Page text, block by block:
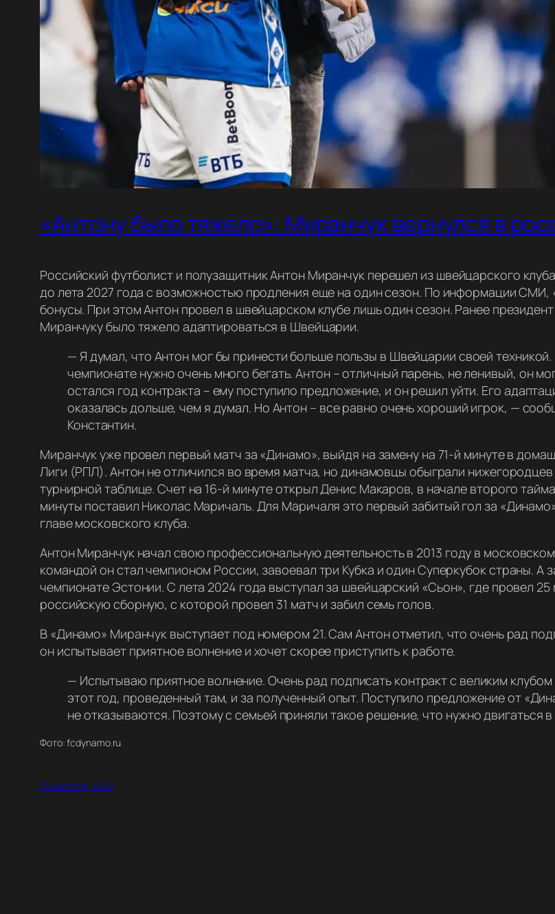
«Антону было тяжело»: Миранчук вернулся в
Российский футболист и полузащитник Антон Миранчук перешел из швейцарского
до лета 2027 года с возможностью продления еще на один сезон. По информации СМИ,
бонусы. При этом Антон провел в швейцарском клубе лишь один сезон. Ранее
Миранчуку было тяжело адаптироваться в Швейцарии.
— Я думал, что Антон мог бы принести больше пользы в Швейцарии своей
чемпионате нужно очень много бегать. Антон – отличный парень, не ленивый, он
остался год контракта – ему поступило предложение, и он решил уйти. Его
оказалась дольше, чем я думал. Но Антон – все равно очень хороший игрок, —
Константин.
Миранчук уже провел первый матч за «Динамо», выйдя на замену на 71-й минуте в
Лиги (РПЛ). Антон не отличился во время матча, но динамовцы обыграли
турнирной таблице. Счет на 16-й минуте открыл Денис Макаров, в начале второго
минуты поставил Николас Маричаль. Для Маричаля это первый забитый гол за
главе московского клуба.
Антон Миранчук начал свою профессиональную деятельность в 2013 году в
командой он стал чемпионом России, завоевал три Кубка и один Суперкубок страны. А
чемпионате Эстонии. С лета 2024 года выступал за швейцарский «Сьон», где провел
российскую сборную, с которой провел 31 матч и забил семь голов.
В «Динамо» Миранчук выступает под номером 21. Сам Антон отметил, что очень рад
он испытывает приятное волнение и хочет скорее приступить к работе.
— Испытываю приятное волнение. Очень рад подписать контракт с великим
этот год, проведенный там, и за полученный опыт. Поступило предложение от
не отказываются. Поэтому с семьей приняли такое решение, что нужно двигаться
Фото: fcdynamo.ru
25 августа, 2025